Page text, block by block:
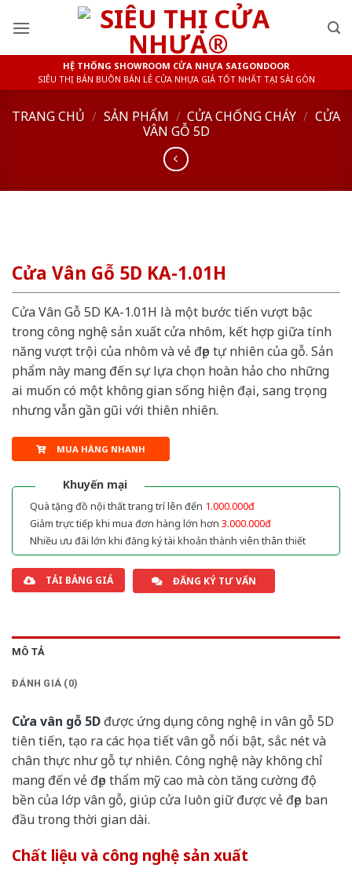
HỆ THỐNG SHOWROOM CỬA NHỰA SAIGONDOOR
SIÊU THỊ BÁN BUÔN BÁN LẺ CỬA NHỰA GIÁ TỐT NHẤT TẠI SÀI GÒN
TRANG CHỦ / SẢN PHẨM / CỬA CHỐNG CHÁY / CỬA
VÂN GỖ 5D
Cửa Vân Gỗ 5D KA-1.01H
Cửa Vân Gỗ 5D KA-1.01H là một bước tiến vượt bậc
trong công nghệ sản xuất cửa nhôm, kết hợp giữa tính
năng vượt trội của nhôm và vẻ đẹp tự nhiên của gỗ. Sản
phẩm này mang đến sự lựa chọn hoàn hảo cho những
ai muốn có một không gian sống hiện đại, sang trọng
nhưng vẫn gần gũi với thiên nhiên.
MUA HÀNG NHANH
Khuyến mại
Quà tặng đồ nội thất trang trí lên đến 1.000.000đ
Giảm trực tiếp khi mua đơn hàng lớn hơn 3.000.000đ
Nhiều ưu đãi lớn khi đăng ký tài khoản thành viên thân thiết
TẢI BẢNG GIÁ ĐĂNG KÝ TƯ VẤN
MÔ TẢ
ĐÁNH GIÁ (0)
Cửa vân gỗ 5D được ứng dụng công nghệ in vân gỗ 5D
tiên tiến, tạo ra các họa tiết vân gỗ nổi bật, sắc nét và
chân thực như gỗ tự nhiên. Công nghệ này không chỉ
mang đến vẻ đẹp thẩm mỹ cao mà còn tăng cường độ
bền của lớp vân gỗ, giúp cửa luôn giữ được vẻ đẹp ban
đầu trong thời gian dài.
Chất liệu và công nghệ sản xuất